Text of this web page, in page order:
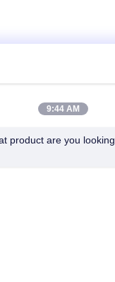
9:44 AM
product are you looking